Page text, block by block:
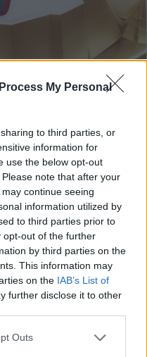
My Personal
to third parties, or
information for
use the below opt-out
note that after your
continue seeing
information utilized by
to third parties prior to
opt-out of the further
by third parties on the
This information may
on the IAB’s List of
further disclose it to other
Outs
Natale per gli